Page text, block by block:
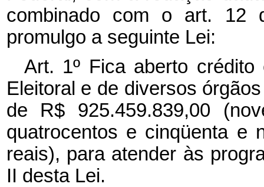
combinado com o art. 12
promulgo a seguinte Lei:
Art. 1º Fica aberto
Eleitoral e de diversos
de R$ 925.459.839,00
quatrocentos e cinqüenta e
reais), para atender às
II desta Lei.